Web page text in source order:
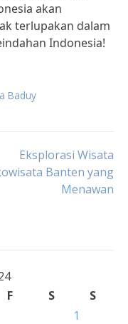
akan
terlupakan dalam
Indonesia!
Baduy
Eksplorasi Wisata
Banten yang
Menawan
F S
S
1